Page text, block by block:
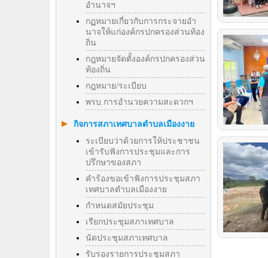
อำนาจฯ
กฏหมายเกี่ยวกับการกระจายอำ
นาจให้แก่องค์กรปกครองส่วนท้อง
ถิ่น
กฎหมายจัดตั้งองค์กรปกครองส่วน
ท้องถิ่น
กฎหมาย/ระเบียบ
พรบ.การอำนวยความสะดวกฯ
กิจการสภาเทศบาลตำบลเมืองงาย
ระเบียบว่าด้วยการให้ประชาชน
เข้ารับฟังการประชุมและการ
ปรึกษาของสภา
คำร้องขอเข้าฟังการประชุมสภา
เทศบาลตำบลเมืองงาย
กำหนดสมัยประชุม
เรียกประชุมสภาเทศบาล
นัดประชุมสภาเทศบาล
รับรองรายการประชุมสภา